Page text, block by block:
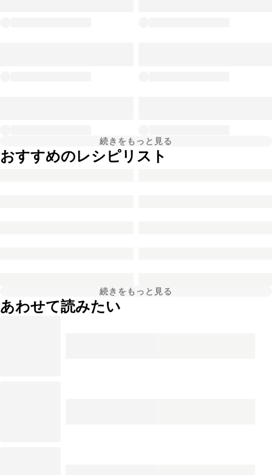
続きをもっと見る
おすすめのレシピリスト
続きをもっと見る
あわせて読みたい